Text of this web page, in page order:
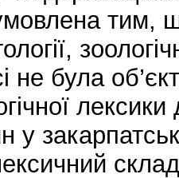
тим,
не була
у